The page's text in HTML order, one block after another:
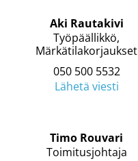
Aki Rautakivi
Työpäällikkö,
Märkätilakorjaukset
050 500 5532
Lähetä viesti
Timo Rouvari
Toimitusjohtaja